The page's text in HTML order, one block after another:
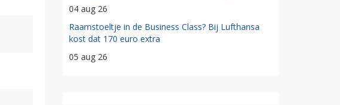
04 aug 26
Raamstoeltje in de Business Class? Bij Lufthansa
kost dat 170 euro extra
05 aug 26